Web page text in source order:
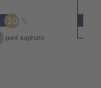
20
pont kapható